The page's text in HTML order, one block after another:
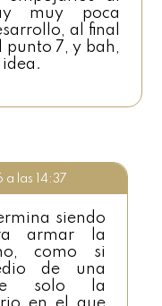
muy poca
al final
punto 7, y bah,
idea.
las 14:37
siendo
armar la
como si
de una
solo la